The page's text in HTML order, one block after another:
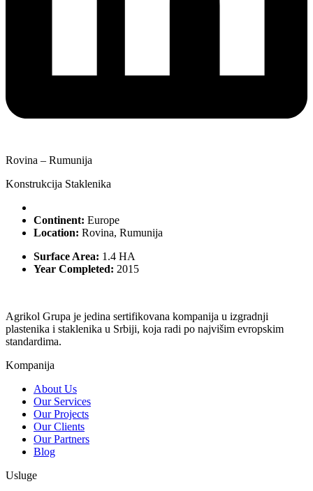
Rovina – Rumunija
Konstrukcija Staklenika
Continent: Europe
Location: Rovina, Rumunija
Surface Area: 1.4 HA
Year Completed: 2015
Agrikol Grupa je jedina sertifikovana kompanija u izgradnji
plastenika i staklenika u Srbiji, koja radi po najvišim evropskim
standardima.
Kompanija
About Us
Our Services
Our Projects
Our Clients
Our Partners
Blog
Usluge